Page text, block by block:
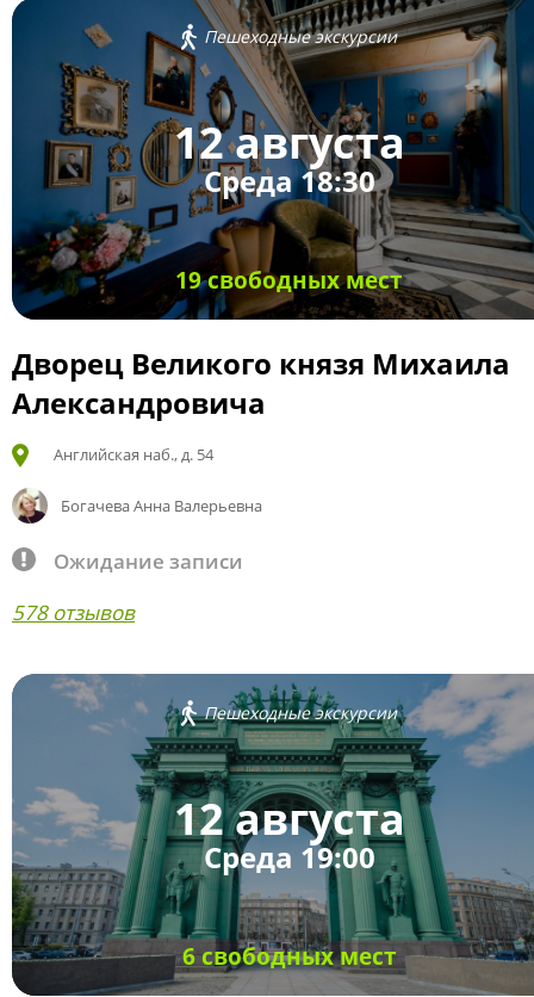
Пешеходные экскурсии
12 августа
Среда 18:30
19 свободных мест
Дворец Великого князя Михаила
Александровича
Английская наб., д. 54
Богачева Анна Валерьевна
Ожидание записи
578 отзывов
Пешеходные экскурсии
12 августа
Среда 19:00
6 свободных мест